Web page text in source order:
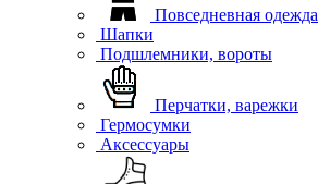
Повседневная одежда
Шапки
Подшлемники, вороты
Перчатки, варежки
Гермосумки
Аксессуары